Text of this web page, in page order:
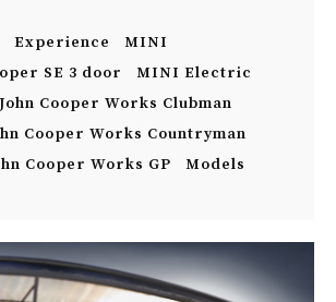
Experience
MINI
SE 3 door
MINI Electric
Cooper Works Clubman
Cooper Works Countryman
Cooper Works GP
Models